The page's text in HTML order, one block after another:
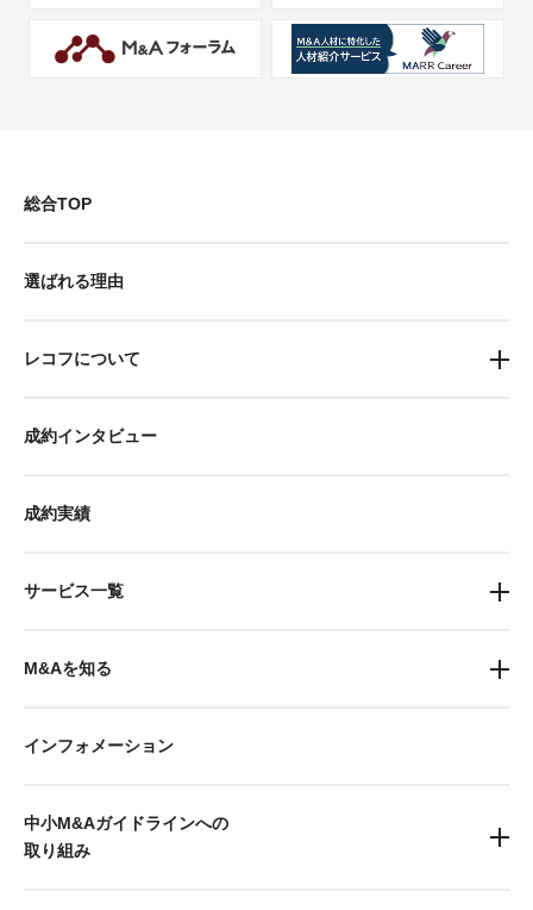
総合TOP
選ばれる理由
レコフについて
成約インタビュー
成約実績
サービス一覧
M&Aを知る
インフォメーション
中小M&Aガイドラインへの
取り組み